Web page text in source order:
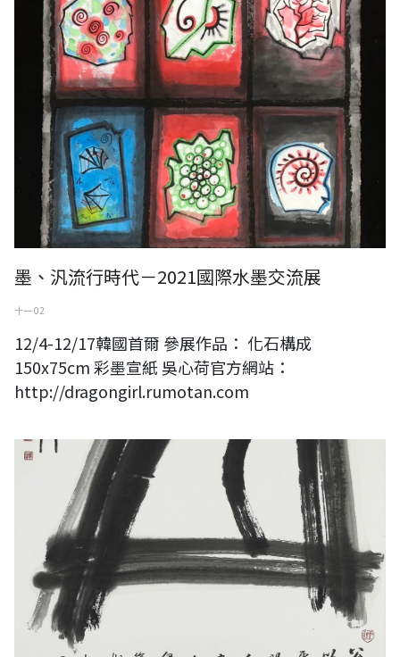
墨、汎流行時代－2021國際水墨交流展
十一 02
12/4-12/17韓國首爾 參展作品： 化石構成
150x75cm 彩墨宣紙 吳心荷官方網站：
http://dragongirl.rumotan.com
游美蘭---自囚多福